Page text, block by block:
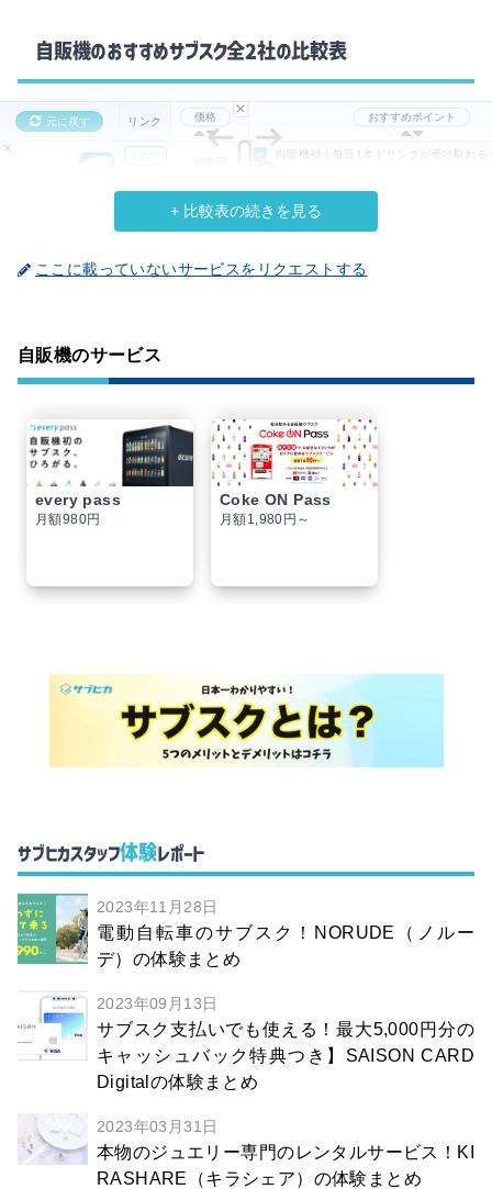
自販機のおすすめサブスク全2社の比較表
元に戻す リンク 価格 おすすめポイント
自販機初！毎日1本ドリンクが受け取れ
価格
+ 比較表の続きを見る
ここに載っていないサービスをリクエストする
自販機のサービス
every pass
月額980円
Coke ON Pass
月額1,980円～
サブヒカスタッフ体験レポート
2023年11月28日
電動自転車のサブスク！NORUDE（ノルー
デ）の体験まとめ
2023年09月13日
サブスク支払いでも使える！最大5,000円分の
キャッシュバック特典つき】SAISON CARD
Digitalの体験まとめ
2023年03月31日
本物のジュエリー専門のレンタルサービス！KI
RASHARE（キラシェア）の体験まとめ